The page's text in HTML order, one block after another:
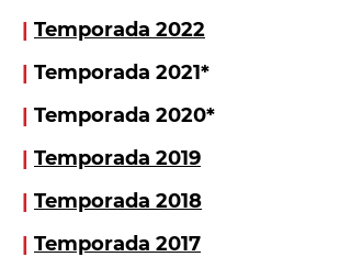
| Temporada 2022
| Temporada 2021*
| Temporada 2020*
| Temporada 2019
| Temporada 2018
| Temporada 2017